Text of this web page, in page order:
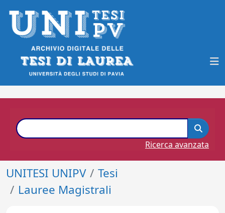
Ricerca avanzata
UNITESI UNIPV
Tesi
Lauree Magistrali